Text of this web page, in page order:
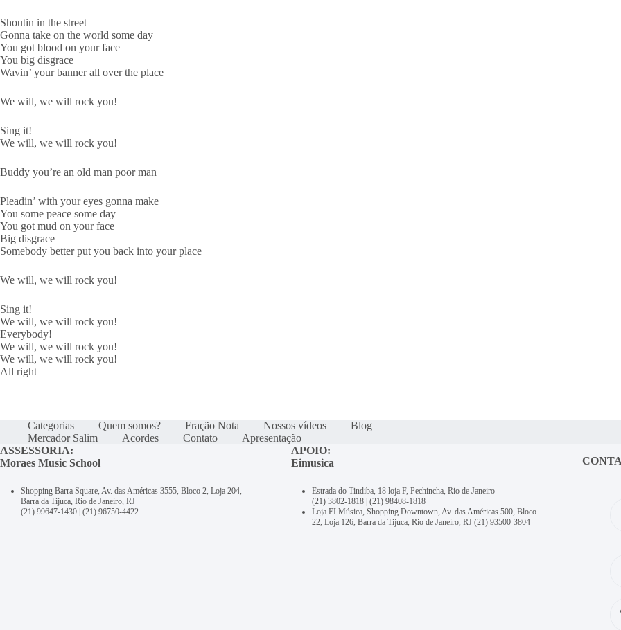
Shoutin in the street
Gonna take on the world some day
You got blood on your face
You big disgrace
Wavin’ your banner all over the place
We will, we will rock you!
Sing it!
We will, we will rock you!
Buddy you’re an old man poor man
Pleadin’ with your eyes gonna make
You some peace some day
You got mud on your face
Big disgrace
Somebody better put you back into your place
We will, we will rock you!
Sing it!
We will, we will rock you!
Everybody!
We will, we will rock you!
We will, we will rock you!
All right
Categorias Quem somos? Fração Nota Nossos vídeos
Blog
Mercador Salim
Acordes Contato
Apresentação
ASSESSORIA:
Moraes Music School
Shopping Barra Square, Av. das Américas 3555, Bloco 2, Loja 204,
Barra da Tijuca, Rio de Janeiro, RJ
(21) 99647-1430 (21) 96750-4422
APOIO:
Eimusica
Estrada do Tindiba, 18 loja F, Pechincha, Rio de Janeiro
(21) 3802-1818| (21) 98408-1818
Loja EI Música, Shopping Downtown, Av. das Américas 500, Bloco
22, Loja 126, Barra da Tijuca, Rio de Janeiro, RJ (21) 93500-3804